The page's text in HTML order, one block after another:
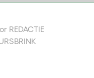
REDACTIE